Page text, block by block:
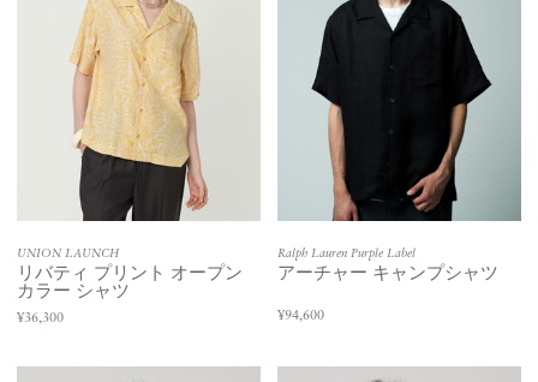
UNION LAUNCH
リバティ プリント オープン
カラー シャツ
¥36,300
Ralph Lauren Purple Label
アーチャー キャンプシャツ
¥94,600